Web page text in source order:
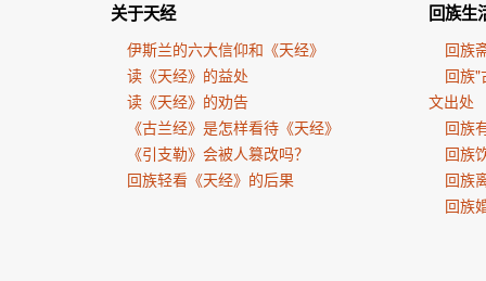
关于天经
伊斯兰的六大信仰和《天经》
读《天经》的益处
读《天经》的劝告
《古兰经》是怎样看待《天经》
《引支勒》会被人篡改吗？
回族轻看《天经》的后果
回族生
回族
回族"
文出处
回族
回族
回族
回族